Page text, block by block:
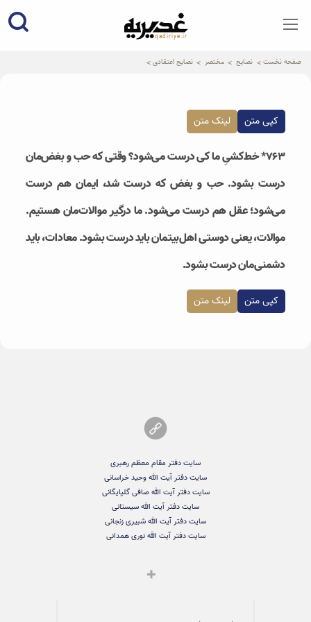
qadiriye.ir
نشریه ی غدیریه-بیانات استاد
صفحه نخست نصایح مختصر نصایح اعتقادی
کپی متن لینک متن
۷۶۳* خط‌کشی‌ِ ما کی درست می‌شود؟ وقتی که حب و بغض‌مان
درست بشود. حب و بغض که درست شد، ایمان هم درست
می‌شود؛ عقل هم درست می‌شود. ما درگیر موالات‌مان هستیم.
موالات، یعنی دوستی اهل‌بیتمان باید درست بشود. معادات، باید
دشمنی‌مان درست بشود.
کپی متن لینک متن
سایت دفتر مقام معظم رهبری
سایت دفتر آیت الله وحید خراسانی
سایت دفتر آیت الله صافی گلپایگانی
سایت دفتر آیت الله سیستانی
سایت دفتر آیت الله شبیری زنجانی
سایت دفتر آیت الله نوری همدانی